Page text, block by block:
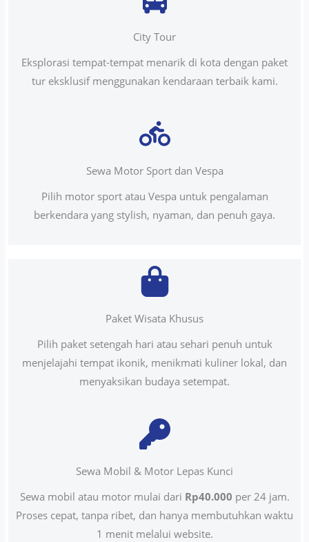
City Tour
Eksplorasi tempat-tempat menarik di kota dengan paket
tur eksklusif menggunakan kendaraan terbaik kami.
Sewa Motor Sport dan Vespa
Pilih motor sport atau Vespa untuk pengalaman
berkendara yang stylish, nyaman, dan penuh gaya.
Paket Wisata Khusus
Pilih paket setengah hari atau sehari penuh untuk
menjelajahi tempat ikonik, menikmati kuliner lokal, dan
menyaksikan budaya setempat.
Sewa Mobil & Motor Lepas Kunci
Sewa mobil atau motor mulai dari Rp40.000 per 24 jam.
Proses cepat, tanpa ribet, dan hanya membutuhkan waktu
1 menit melalui website.